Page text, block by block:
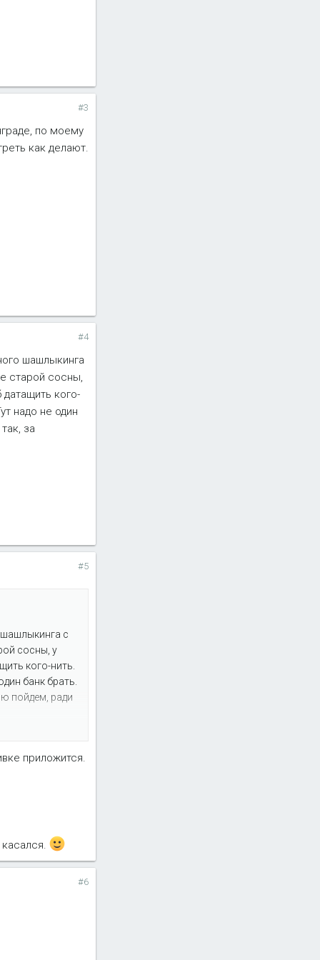
#3
по моему
как делают.
#4
шашлыкинга
старой сосны,
кого-
надо не один
за
#5
с
сосны, у
кого-нить.
банк брать.
пойдем, ради
приложится.
#6